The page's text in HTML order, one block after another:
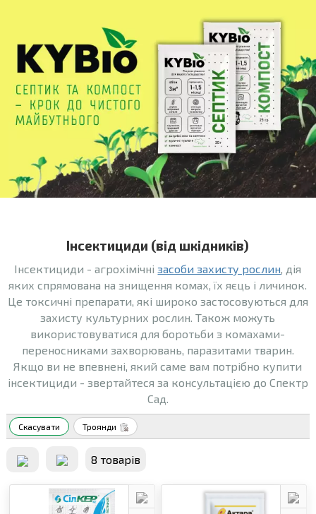
Інсектициди (від шкідників)
Інсектициди - агрохімічнізасоби захисту рослин, дія
яких спрямована на знищення комах, їх яєць і личинок.
Це токсичні препарати, які широко застосовуються для
захисту культурних рослин. Також можуть
використовуватися для боротьби з комахами-
переносниками захворювань, паразитами тварин.
Якщо ви не впевнені, який саме вам потрібно купити
інсектициди - звертайтеся за консультацією до Спектр
Сад.
Скасувати Троянди
8 товарiв